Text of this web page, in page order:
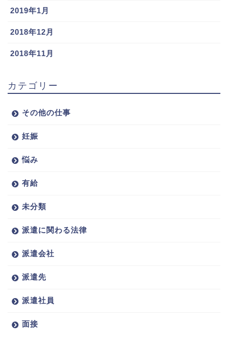
2019年1月
2018年12月
2018年11月
カテゴリー
その他の仕事
妊娠
悩み
有給
未分類
派遣に関わる法律
派遣会社
派遣先
派遣社員
面接